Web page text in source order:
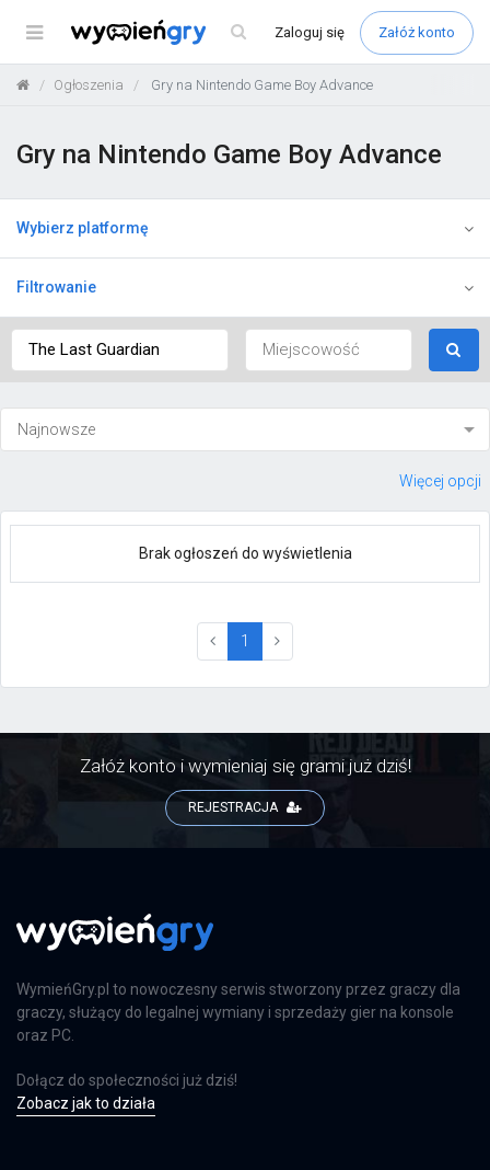
Menu Zaloguj się Załóż konto
Ogłoszenia Gry na Nintendo Game Boy Advance
Gry na Nintendo Game Boy Advance
Wybierz platformę
Filtrowanie
Więcej opcji
Brak ogłoszeń do wyświetlenia
1 (current)
Załóż konto i wymieniaj się grami już dziś!
REJESTRACJA
WymieńGry.pl to nowoczesny serwis stworzony przez graczy dla
graczy, służący do legalnej wymiany i sprzedaży gier na konsole
oraz PC.
Dołącz do społeczności już dziś!
Zobacz jak to działa